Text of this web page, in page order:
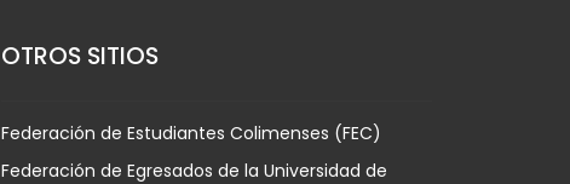
OTROS SITIOS
Federación de Estudiantes Colimenses (FEC)
Federación de Egresados de la Universidad de